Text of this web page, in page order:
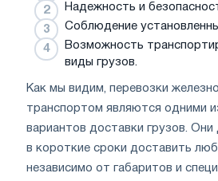
Надежность и
Соблюдение
Возможность
виды грузов.
Как мы видим, перевозки
транспортом являются одними
вариантов доставки грузов.
в короткие сроки доставить
независимо от габаритов и